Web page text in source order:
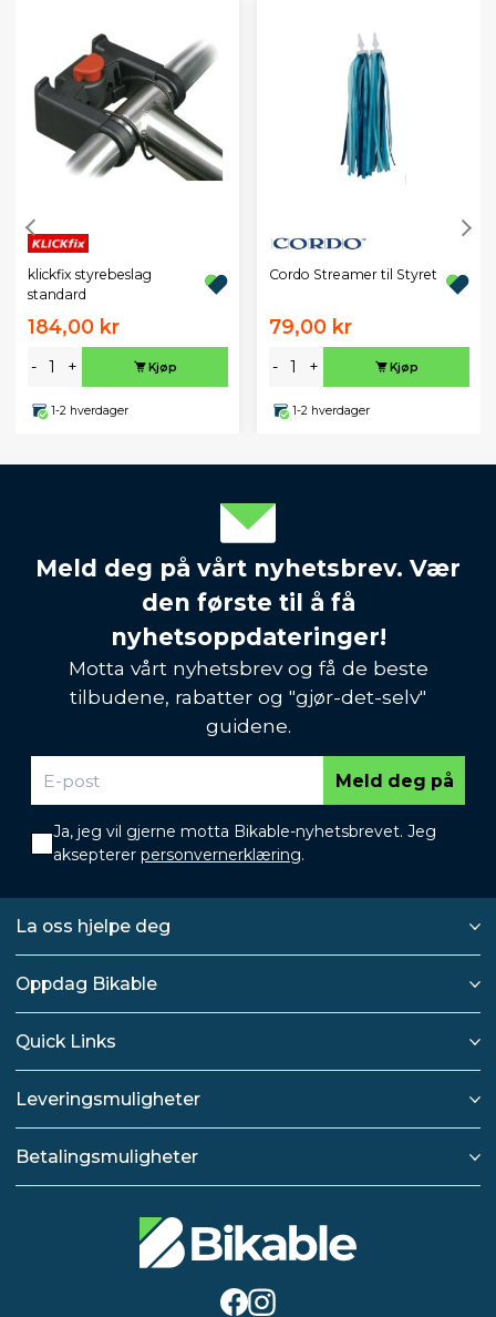
klickfix styrebeslag
standard
184,00 kr
- + Kjøp
1-2 hverdager
Cordo Streamer til Styret
79,00 kr
- + Kjøp
1-2 hverdager
Meld deg på vårt nyhetsbrev. Vær
den første til å få
nyhetsoppdateringer!
Motta vårt nyhetsbrev og få de beste
tilbudene, rabatter og "gjør-det-selv"
guidene.
Meld deg på
Ja, jeg vil gjerne motta Bikable-nyhetsbrevet. Jeg
aksepterer personvernerklæring.
La oss hjelpe deg
Oppdag Bikable
Quick Links
Leveringsmuligheter
Betalingsmuligheter